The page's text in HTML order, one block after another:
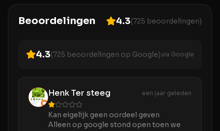
Beoordelingen 4.3(725 beoordelingen)
4.3(725 beoordelingen op Google)via Google
Henk Ter steeg een jaar geleden
Kan eigelijk geen oordeel geven
Alleen op google stond open toen we